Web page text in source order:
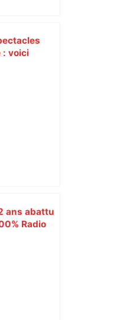
: voici
ans abattu
Radio